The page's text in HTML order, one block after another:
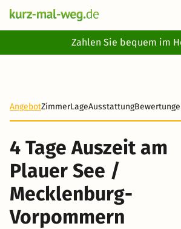
Zahlen Sie bequem im
AngebotZimmerLageAusstattung
4 Tage Auszeit am
Plauer See /
Mecklenburg-
Vorpommern